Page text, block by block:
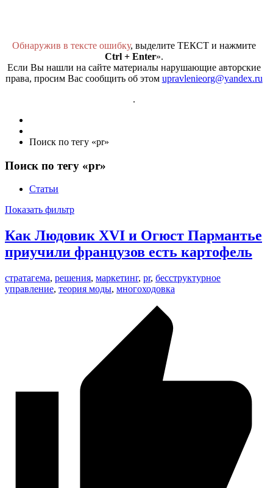
Обнаружив в тексте ошибку, выделите ТЕКСТ и нажмите
Ctrl + Enter».
Если Вы нашли на сайте материалы нарушающие авторские
права, просим Вас сообщить об этом upravlenieorg@yandex.ru
.
Поиск по тегу «pr»
Поиск по тегу «pr»
Статьи
Показать фильтр
Как Людовик XVI и Огюст Пармантье
приучили французов есть картофель
стратагема, решения, маркетинг, pr, бесструктурное
управление, теория моды, многоходовка